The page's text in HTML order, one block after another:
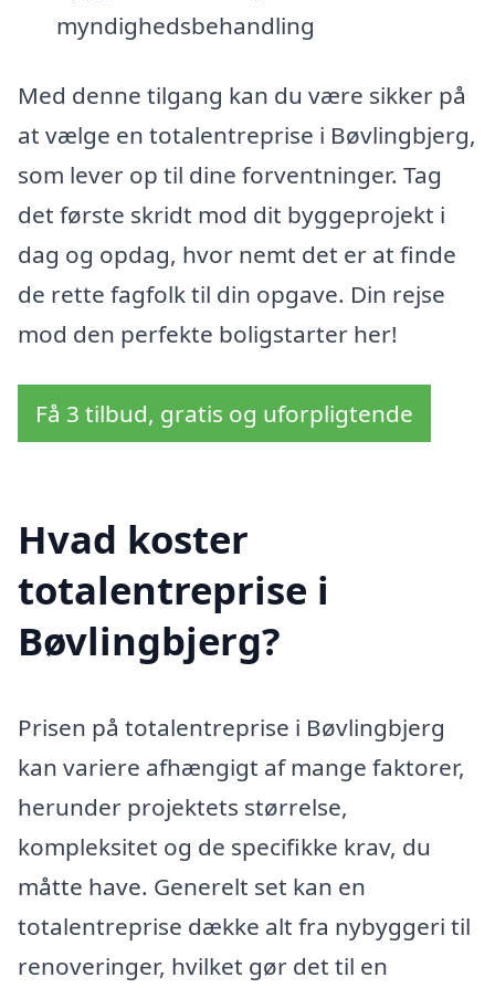
myndighedsbehandling
Med denne tilgang kan du være sikker på
at vælge en totalentreprise i Bøvlingbjerg,
som lever op til dine forventninger. Tag
det første skridt mod dit byggeprojekt i
dag og opdag, hvor nemt det er at finde
de rette fagfolk til din opgave. Din rejse
mod den perfekte boligstarter her!
Få 3 tilbud, gratis og uforpligtende
Hvad koster
totalentreprise i
Bøvlingbjerg?
Prisen på totalentreprise i Bøvlingbjerg
kan variere afhængigt af mange faktorer,
herunder projektets størrelse,
kompleksitet og de specifikke krav, du
måtte have. Generelt set kan en
totalentreprise dække alt fra nybyggeri til
renoveringer, hvilket gør det til en